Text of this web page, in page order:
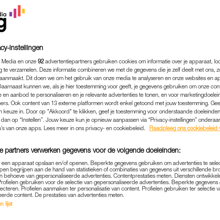
WERD BETRAPT
VAN HOTEL: 'ZE
GAAN
SEX & RELATIES|OP HETERDAAD
19-06-2025 | NIVINE DE JONG
gaan, kijkt plots de glazenwasser door het raam.
. Of nog zoiets: je wordt betrapt door de
instellingen
en onze 92 advertentiepartners gebruiken cookies om informatie over je apparaat,
te verzamelen. Deze informatie combineren we met de gegevens die je zelf deelt met ons,
Dit doen we om het gebruik van onze media te analyseren en onze websites en
kunnen we, als je hier toestemming voor geeft, je gegevens gebruiken om onze
en aanbod te personaliseren en je relevante advertenties te tonen, en voor
Ook content van 13 externe platformen wordt enkel getoond met jouw toestemming.
keuze in. Door op "Akkoord" te klikken, geef je toestemming voor onderstaande
op “Instellen”. Jouw keuze kun je opnieuw aanpassen via “Privacy-instellingen”
van onze apps. Lees meer in ons privacy- en cookiebeleid.
Raadpleeg ons cookiebeleid
partners verwerken gegevens voor de volgende doeleinden:
apparaat opslaan en/of openen. Beperkte gegevens gebruiken om advertenties te
begrijpen aan de hand van statistieken of combinaties van gegevens uit verschillende
behoeve van gepersonaliseerde advertenties. Contentprestaties meten. Diensten
gebruiken voor de selectie van gepersonaliseerde advertenties. Beperkte
Profielen aanmaken ter personalisatie van content. Profielen gebruiken ter selectie
content. De prestaties van advertenties meten.
lijst